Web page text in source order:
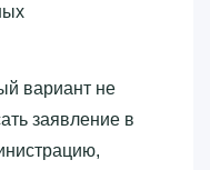
вариант не
заявление в